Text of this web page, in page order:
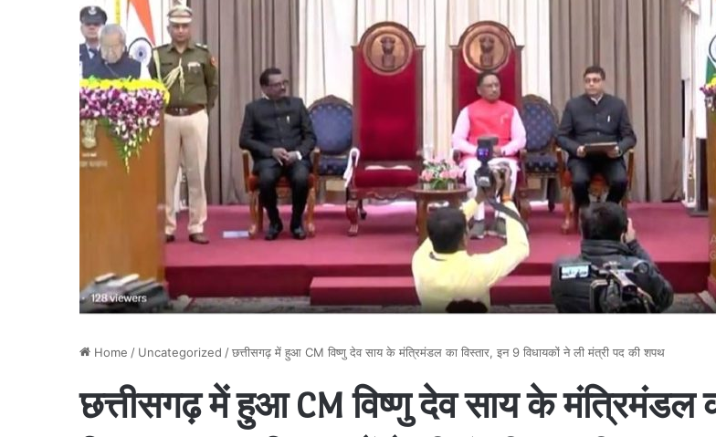
Home / Uncategorized /छत्तीसगढ़ में हुआ CM विष्णु देव साय के मंत्रिमंडल का विस्तार, इन 9 विधायकों ने ली मंत्री पद की शपथ
छत्तीसगढ़ में हुआ CM विष्णु देव साय के मंत्रिमंडल